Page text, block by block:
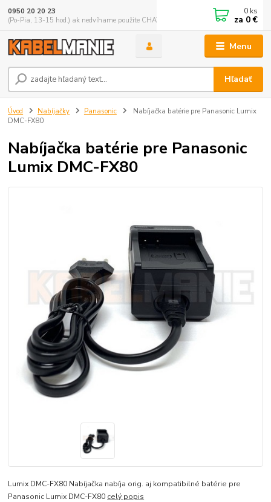
Menu
Hľadať
0950 20 20 23
(Po-Pia, 13-15 hod.) ak nedvíhame použite CHATBOX
0 ks
za 0 €
Úvod Nabíjačky Panasonic
Nabíjačka batérie pre Panasonic Lumix
DMC-FX80
Nabíjačka batérie pre Panasonic
Lumix DMC-FX80
Lumix DMC-FX80 Nabíjačka nabíja orig. aj kompatibilné batérie pre
Panasonic Lumix DMC-FX80 celý popis